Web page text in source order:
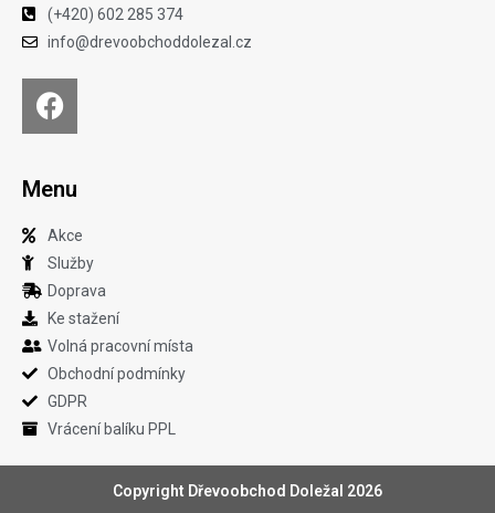
(+420) 602 285 374
info@drevoobchoddolezal.cz
Menu
Akce
Služby
Doprava
Ke stažení
Volná pracovní místa
Obchodní podmínky
GDPR
Vrácení balíku PPL
Copyright Dřevoobchod Doležal 2026